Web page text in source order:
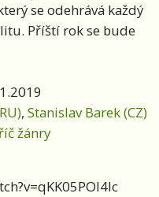
se odehrává každý
Příští rok se bude
, Stanislav Barek (CZ)
žánry